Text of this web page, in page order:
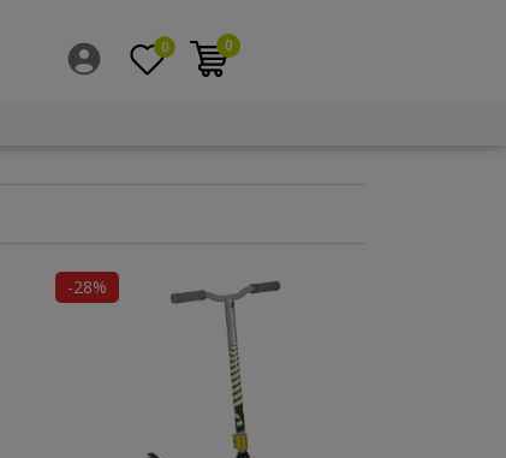
0 0
-28%